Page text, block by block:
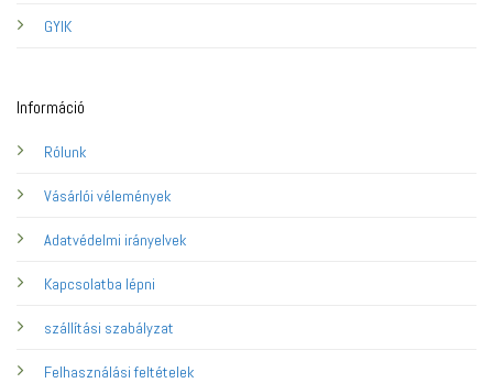
GYIK
Információ
Rólunk
Vásárlói vélemények
Adatvédelmi irányelvek
Kapcsolatba lépni
szállítási szabályzat
Felhasználási feltételek